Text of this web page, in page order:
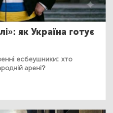
як Україна готує
есбеушники: хто
арені?